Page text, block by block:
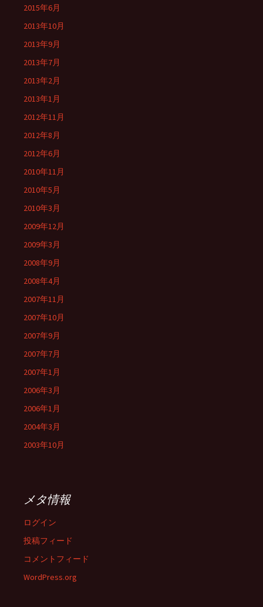
2015年6月
2013年10月
2013年9月
2013年7月
2013年2月
2013年1月
2012年11月
2012年8月
2012年6月
2010年11月
2010年5月
2010年3月
2009年12月
2009年3月
2008年9月
2008年4月
2007年11月
2007年10月
2007年9月
2007年7月
2007年1月
2006年3月
2006年1月
2004年3月
2003年10月
メタ情報
ログイン
投稿フィード
コメントフィード
WordPress.org